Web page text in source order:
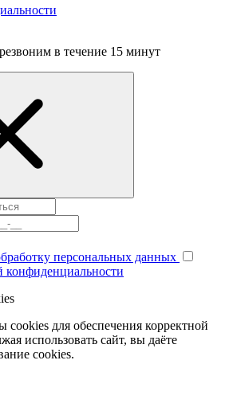
в течение 15 минут
персональных данных
конфиденциальности
для обеспечения корректной
использовать сайт, вы даёте
cookies.